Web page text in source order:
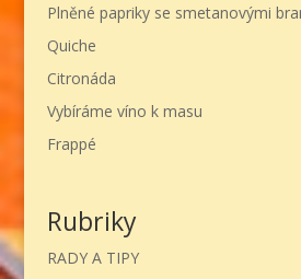
Plněné papriky se smetanovými
Quiche
Citronáda
Vybíráme víno k masu
Frappé
Rubriky
RADY A TIPY